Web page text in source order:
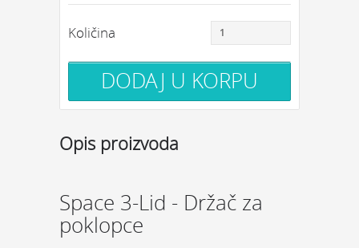
Količina
Opis proizvoda
Space 3-Lid - Držač za
poklopce